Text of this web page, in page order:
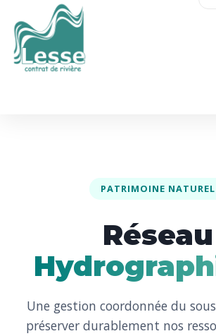
PATRIMOINE NATUREL
Réseau
Une gestion coordonnée du
préserver durablement nos